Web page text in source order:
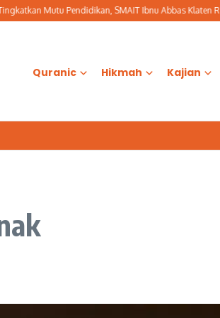
Mutu Pendidikan, SMAIT Ibnu Abbas Klaten Resmi
Quranic Hikmah Kajian